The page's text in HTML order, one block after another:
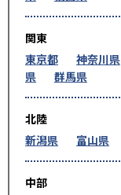
関東
東京都
神奈川県
県
群馬県
北陸
新潟県
富山県
中部